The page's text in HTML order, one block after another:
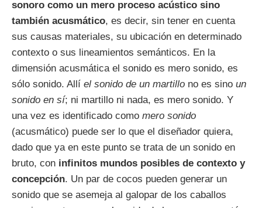
sonoro como un mero proceso acústico sino
también acusmático, es decir, sin tener en cuenta
sus causas materiales, su ubicación en determinado
contexto o sus lineamientos semánticos. En la
dimensión acusmática el sonido es mero sonido, es
sólo sonido. Allí el sonido de un martillo no es sino un
sonido en sí; ni martillo ni nada, es mero sonido. Y
una vez es identificado como mero sonido
(acusmático) puede ser lo que el diseñador quiera,
dado que ya en este punto se trata de un sonido en
bruto, con infinitos mundos posibles de contexto y
concepción. Un par de cocos pueden generar un
sonido que se asemeja al galopar de los caballos